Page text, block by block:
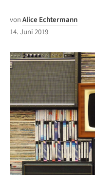
vonAlice Echtermann
14. Juni 2019